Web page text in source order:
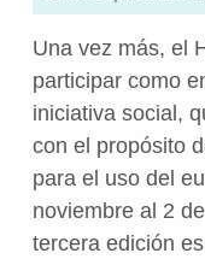
Una vez más, el
participar como
iniciativa social,
con el propósito
para el uso del
noviembre al 2
tercera edición